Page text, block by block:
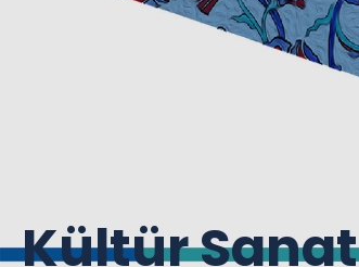
Kültür Sanat